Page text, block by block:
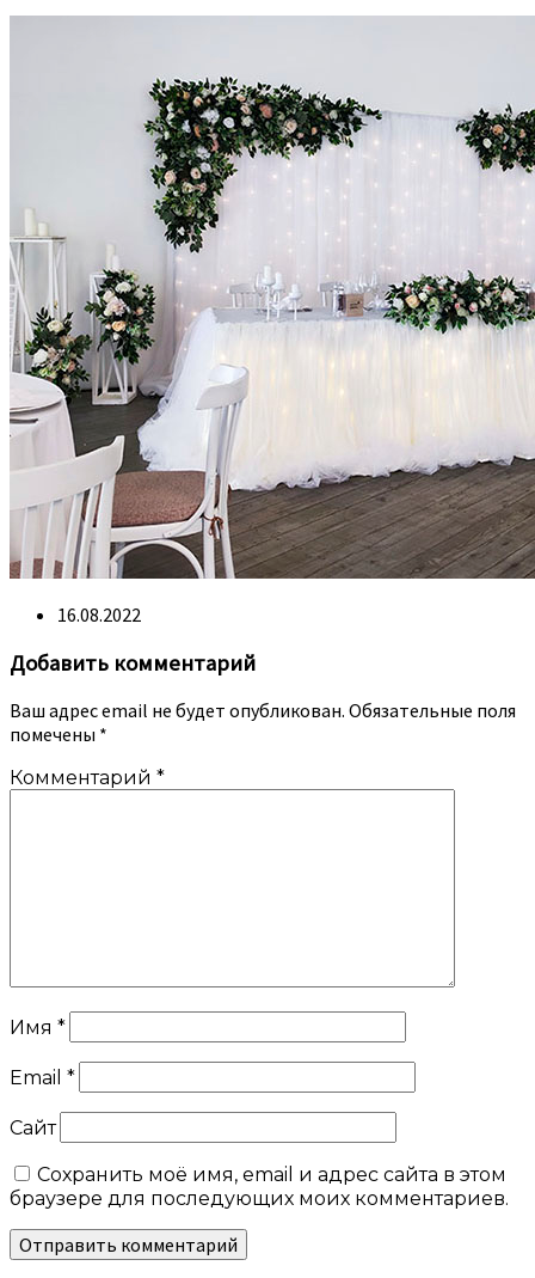
16.08.2022
Добавить комментарий
Ваш адрес email не будет опубликован. Обязательные поля
помечены *
Комментарий *
Имя *
Email *
Сайт
Сохранить моё имя, email и адрес сайта в этом
браузере для последующих моих комментариев.